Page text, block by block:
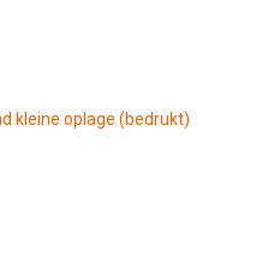
kleine oplage (bedrukt)